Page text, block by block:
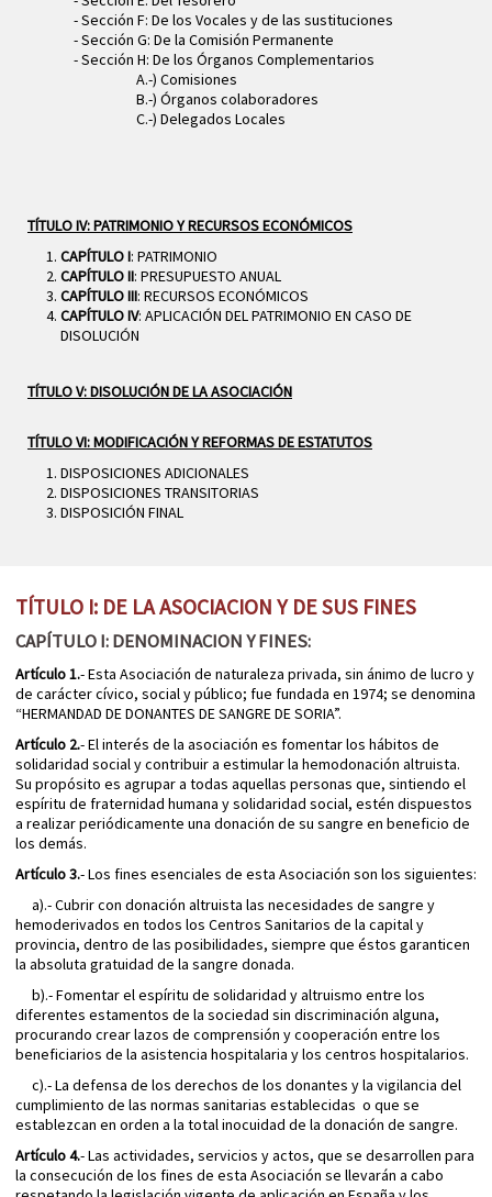
- Sección F: De los Vocales y de las sustituciones
- Sección G: De la Comisión Permanente
- Sección H: De los Órganos Complementarios
A.-) Comisiones
B.-) Órganos colaboradores
C.-) Delegados Locales
TÍTULO IV: PATRIMONIO Y RECURSOS ECONÓMICOS
CAPÍTULO I: PATRIMONIO
CAPÍTULO II: PRESUPUESTO ANUAL
CAPÍTULO III: RECURSOS ECONÓMICOS
CAPÍTULO IV: APLICACIÓN DEL PATRIMONIO EN CASO DE
DISOLUCIÓN
TÍTULO V: DISOLUCIÓN DE LA ASOCIACIÓN
TÍTULO VI: MODIFICACIÓN Y REFORMAS DE ESTATUTOS
DISPOSICIONES ADICIONALES
DISPOSICIONES TRANSITORIAS
DISPOSICIÓN FINAL
TÍTULO I: DE LA ASOCIACION Y DE SUS FINES
CAPÍTULO I: DENOMINACION Y FINES:
Artículo 1.- Esta Asociación de naturaleza privada, sin ánimo de lucro y
de carácter cívico, social y público; fue fundada en 1974; se denomina
“HERMANDAD DE DONANTES DE SANGRE DE SORIA”.
Artículo 2.- El interés de la asociación es fomentar los hábitos de
solidaridad social y contribuir a estimular la hemodonación altruista.
Su propósito es agrupar a todas aquellas personas que, sintiendo el
espíritu de fraternidad humana y solidaridad social, estén dispuestos
a realizar periódicamente una donación de su sangre en beneficio de
los demás.
Artículo 3.- Los fines esenciales de esta Asociación son los siguientes:
a).- Cubrir con donación altruista las necesidades de sangre y
hemoderivados en todos los Centros Sanitarios de la capital y
provincia, dentro de las posibilidades, siempre que éstos garanticen
la absoluta gratuidad de la sangre donada.
b).- Fomentar el espíritu de solidaridad y altruismo entre los
diferentes estamentos de la sociedad sin discriminación alguna,
procurando crear lazos de comprensión y cooperación entre los
beneficiarios de la asistencia hospitalaria y los centros hospitalarios.
c).- La defensa de los derechos de los donantes y la vigilancia del
cumplimiento de las normas sanitarias establecidas o que se
establezcan en orden a la total inocuidad de la donación de sangre.
Artículo 4.- Las actividades, servicios y actos, que se desarrollen para
la consecución de los fines de esta Asociación se llevarán a cabo